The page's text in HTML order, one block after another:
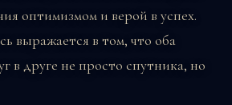
оптимизмом и верой в успех.
выражается в том, что оба
в друге не просто спутника, но